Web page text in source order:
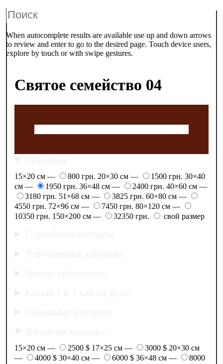
When autocomplete results are available use up and down arrows
to review and enter to go to the desired page. Touch device users,
explore by touch or with swipe gestures.
Святое семейство 04
15×20 см — 800 грн. 20×30 см — 1500 грн. 30×40
см —
1950 грн. 36×48 см — 2400 грн. 40×60 см —
3180 грн. 51×68 см — 3825 грн. 60×80 см —
4550 грн. 72×96 см — 7450 грн. 80×120 см —
10350 грн. 150×200 см — 32350 грн. свой размер
15×20 см — 2500 $ 17×25 см — 3000 $ 20×30 см
—
4000 $ 30×40 см — 6000 $ 36×48 см —
8000